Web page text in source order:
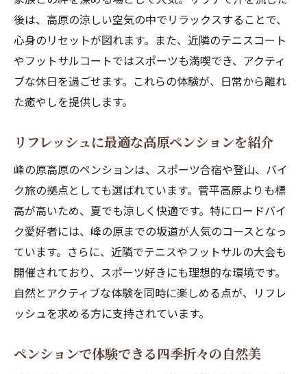
後は、高原の涼しい空気の中でリラックスすることで、
心身のリセットが図れます。また、近隣のテニスコート
やフットサルコートではスポーツも満喫でき、アクティ
ブな休日を過ごせます。これらの体験が、日常から離れ
た癒やしを提供します。
リフレッシュに最適な高原ペンションを紹介
峰の原高原のペンションは、スポーツ合宿や登山、バイ
ク旅の拠点としても選ばれています。菅平高原よりも標
高が高いため、夏でも涼しく快適です。特にロードバイ
ク愛好者には、峰の原までの坂道が人気のコースとなっ
ています。さらに、近隣でテニスやフットサルの大会も
開催されており、スポーツ好きにも理想的な環境です。
自然とアクティブな体験を同時に楽しめる点が、リフレ
ッシュを求める方に支持されています。
ペンションで体験できる四季折々の自然美